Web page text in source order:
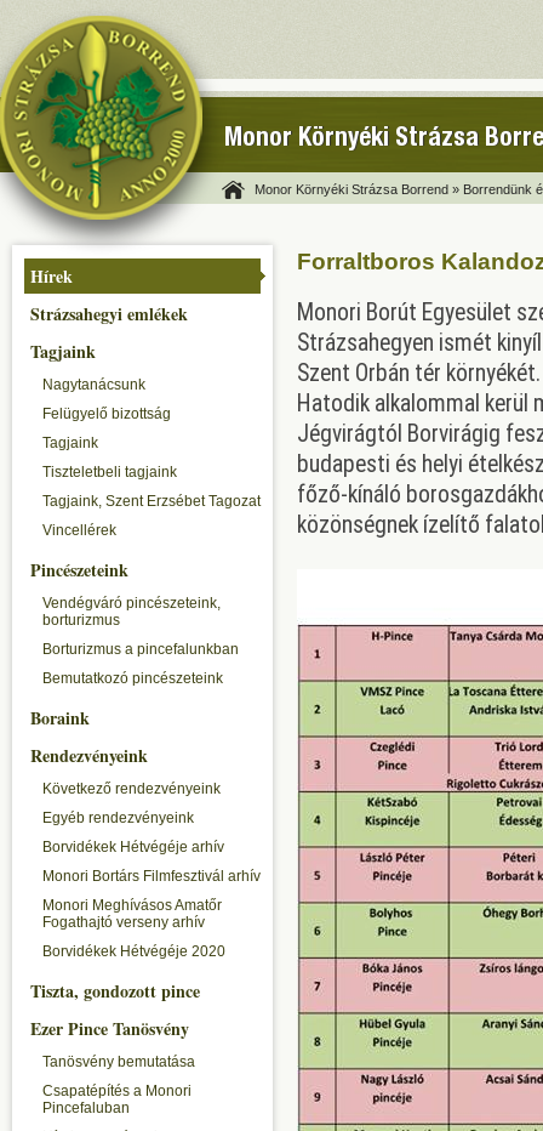
Monor Környéki Strázsa
Monor Környéki Strázsa Borrend » Borrendünk
Hírek
Strázsahegyi emlékek
Tagjaink
Nagytanácsunk
Felügyelő bizottság
Tagjaink
Tiszteletbeli tagjaink
Tagjaink, Szent Erzsébet Tagozat
Vincellérek
Pincészeteink
Vendégváró pincészeteink,
borturizmus
Borturizmus a pincefalunkban
Bemutatkozó pincészeteink
Boraink
Rendezvényeink
Következő rendezvényeink
Egyéb rendezvényeink
Borvidékek Hétvégéje arhív
Monori Bortárs Filmfesztivál arhív
Monori Meghívásos Amatőr
Fogathajtó verseny arhív
Borvidékek Hétvégéje 2020
Tiszta, gondozott pince
Ezer Pince Tanösvény
Tanösvény bemutatása
Csapatépítés a Monori
Pincefaluban
Forraltboros
Monori Borút Egyesület
Strázsahegyen ismét
Szent Orbán tér környékét.
Hatodik alkalommal kerül
Jégvirágtól Borvirágig
budapesti és helyi
főző-kínáló
közönségnek ízelítő